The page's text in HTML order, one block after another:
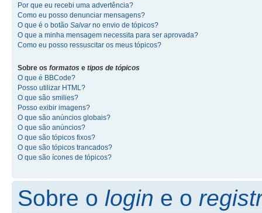
Por que eu recebi uma advertência?
Como eu posso denunciar mensagens?
O que é o botão Salvarno envio de tópicos?
O que a minha mensagem necessita para ser aprovada?
Como eu posso ressuscitar os meus tópicos?
Sobre os formatos e tipos de tópicos
O que é BBCode?
Posso utilizar HTML?
O que são smilies?
Posso exibir imagens?
O que são anúncios globais?
O que são anúncios?
O que são tópicos fixos?
O que são tópicos trancados?
O que são ícones de tópicos?
Sobre o login e o